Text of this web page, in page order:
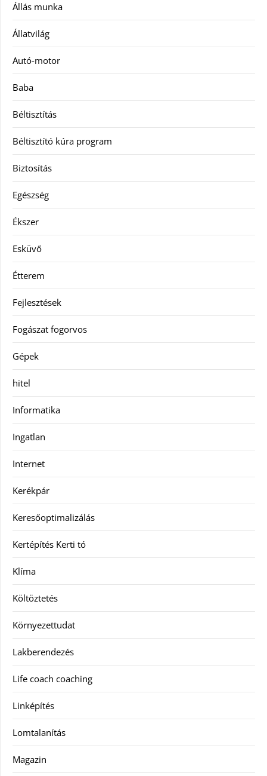
Állás munka
Állatvilág
Autó-motor
Baba
Béltisztítás
Béltisztító kúra program
Biztosítás
Egészség
Ékszer
Esküvő
Étterem
Fejlesztések
Fogászat fogorvos
Gépek
hitel
Informatika
Ingatlan
Internet
Kerékpár
Keresőoptimalizálás
Kertépítés Kerti tó
Klíma
Költöztetés
Környezettudat
Lakberendezés
Life coach coaching
Linképítés
Lomtalanítás
Magazin